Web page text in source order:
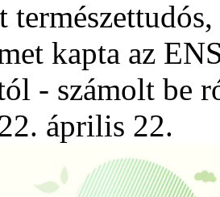
kapta az
- számolt be
április 22.